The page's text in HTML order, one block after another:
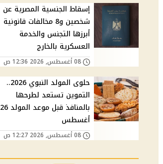
إسقاط الجنسية المصرية عن
شخصين و8 مخالفات قانونية
أبرزها التجنس والخدمة
العسكرية بالخارج
08 أغسطس, 2026 12:36 ص
حلوى المولد النبوي 2026..
التموين تستعد لطرحها
بالمنافذ قبل موعد المولد 26
أغسطس
08 أغسطس, 2026 12:27 ص